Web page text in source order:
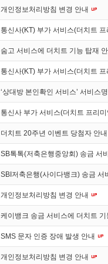
개인정보처리방침 변경 안내
통신사(KT) 부가 서비스(더치트
숨고 서비스에 더치트 기능 탑재
통신사(KT) 부가 서비스(더치트
‘상대방 본인확인 서비스’ 서비스
통신사 부가 서비스(더치트 프리
더치트 20주년 이벤트 당첨자 안내
SB톡톡(저축은행중앙회) 송금 서
SBI저축은행(사이다뱅크) 송금 서
개인정보처리방침 변경 안내
케이뱅크 송금 서비스에 더치트 기
SMS 문자 인증 장애 발생 안내
개인정보처리방침 변경 안내